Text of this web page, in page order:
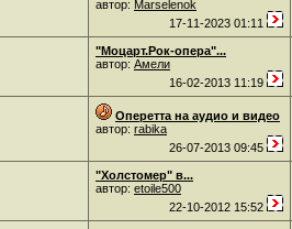
автор: Marselenok
17-11-2023 01:11
"Моцарт.Рок-опера"...
автор: Амели
16-02-2013 11:19
Оперетта на аудио и видео
автор: rabika
26-07-2013 09:45
"Холстомер" в...
автор: etoile500
22-10-2012 15:52